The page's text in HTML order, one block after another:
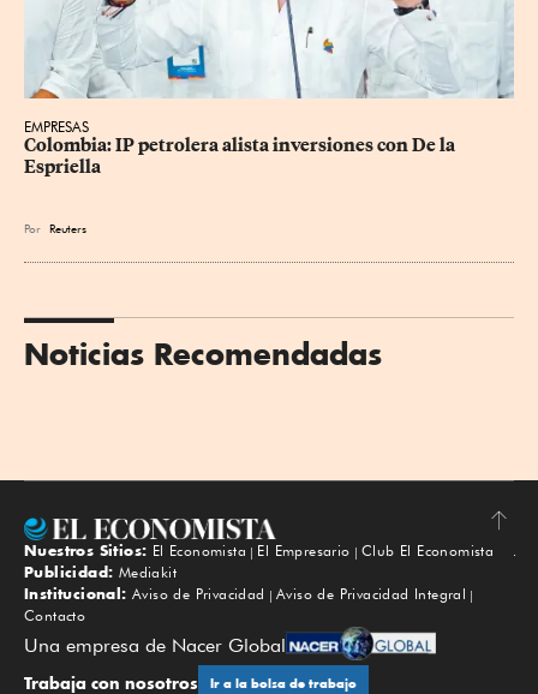
EMPRESAS
Colombia: IP petrolera alista inversiones con De la
Espriella
Por Reuters
Noticias Recomendadas
Subir
Nuestros Sitios: El Economista El Empresario
Club El Economista
Publicidad: Mediakit
Institucional: Aviso de Privacidad
Aviso de Privacidad Integral
Contacto
Una empresa de Nacer Global
Trabaja con nosotros Ir a la bolsa de trabajo